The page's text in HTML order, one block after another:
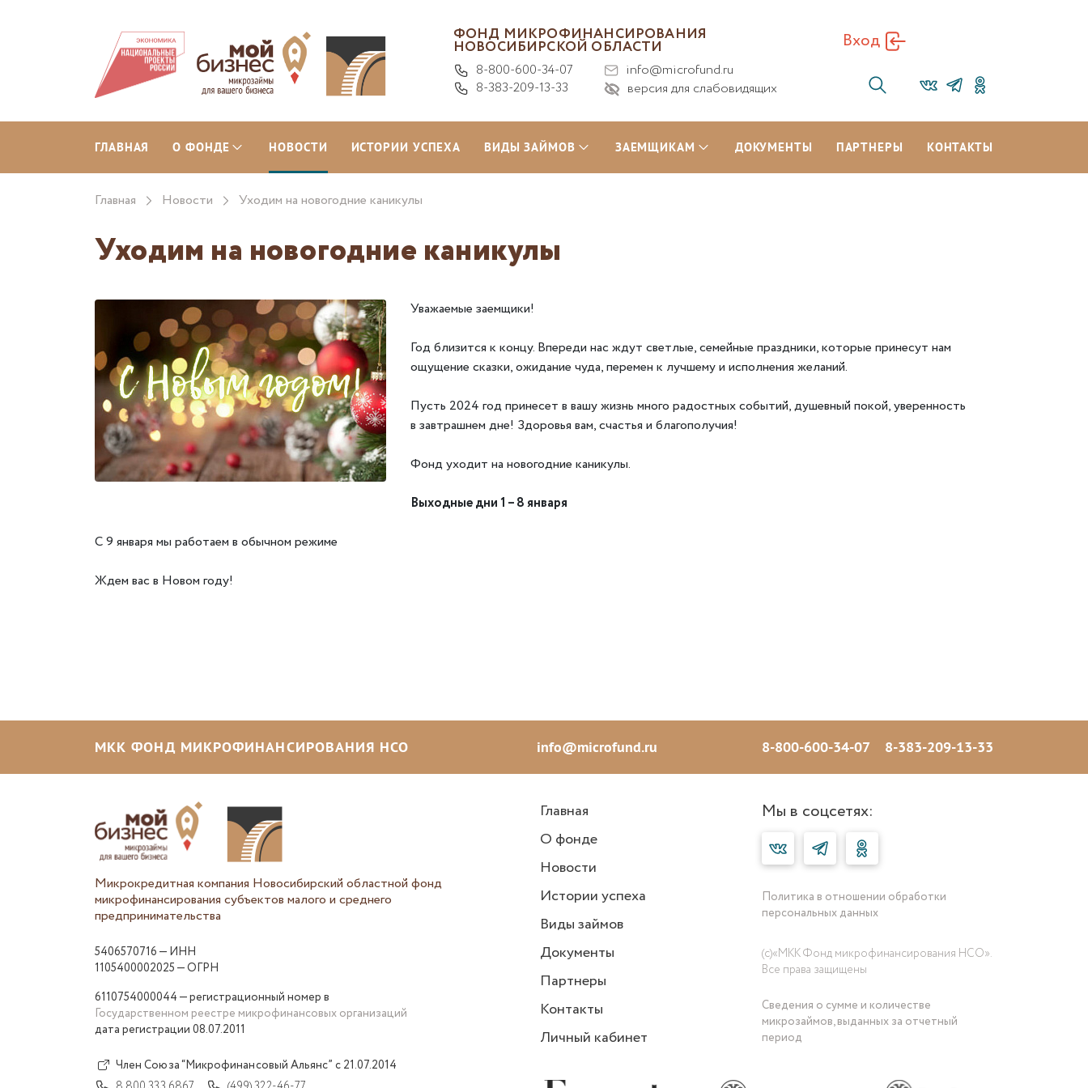
ФОНД МИКРОФИНАНСИРОВАНИЯ
НОВОСИБИРСКОЙ ОБЛАСТИ
8-800-600-34-07
8-383-209-13-33
info@microfund.ru
версия для слабовидящих
Вход
ГЛАВНАЯ О ФОНДЕ НОВОСТИ ИСТОРИИ УСПЕХА ВИДЫ ЗАЙМОВ ЗАЕМЩИКАМ ДОКУМЕНТЫ ПАРТНЕРЫ КОНТАКТЫ
Главная Новости Уходим на новогодние каникулы
Уходим на новогодние каникулы
Уважаемые заемщики!
Год близится к концу. Впереди нас ждут светлые, семейные праздники, которые принесут нам
ощущение сказки, ожидание чуда, перемен к лучшему и исполнения желаний.
Пусть 2024 год принесет в вашу жизнь много радостных событий, душевный покой, уверенность
в завтрашнем дне! Здоровья вам, счастья и благополучия!
Фонд уходит на новогодние каникулы.
Выходные дни1 – 8 января
С 9 января мы работаем в обычном режиме
Ждем вас в Новом году!
МКК ФОНД МИКРОФИНАНСИРОВАНИЯ НСО info@microfund.ru 8-800-600-34-07 8-383-209-13-33
Микрокредитная компания Новосибирский областной фонд
микрофинансирования субъектов малого и среднего
предпринимательства
5406570716 — ИНН
1105400002025 — ОГРН
6110754000044 — регистрационный номер в
Государственном реестре микрофинансовых организаций
дата регистрации 08.07.2011
Член Союза “Микрофинансовый Альянс” с 21.07.2014
Главная
О фонде
Новости
Истории успеха
Виды займов
Документы
Партнеры
Контакты
Личный кабинет
Мы в соцсетях:
Политика в отношении обработки
персональных данных
(с)«МКК Фонд микрофинансирования НСО».
Все права защищены
Сведения о сумме и количестве
микрозаймов, выданных за отчетный
период